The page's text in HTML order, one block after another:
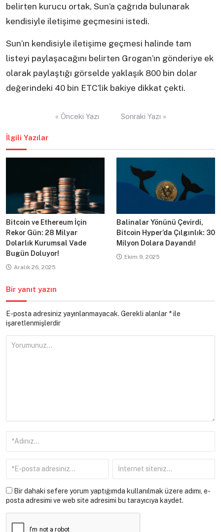
belirten kurucu ortak, Sun’a çağrıda bulunarak
kendisiyle iletişime geçmesini istedi.
Sun’ın kendisiyle iletişime geçmesi halinde tam
listeyi paylaşacağını belirten Grogan’ın gönderiye ek
olarak paylaştığı görselde yaklaşık 800 bin dolar
değerindeki 40 bin ETC’lik bakiye dikkat çekti.
« Önceki Yazı Sonraki Yazı »
İlgili Yazılar
Bitcoin ve Ethereum İçin
Rekor Gün: 28 Milyar
Dolarlık Kurumsal Vade
Bugün Doluyor!
Aralık 26, 2025
Balinalar Yönünü Çevirdi,
Bitcoin Hyper’da Çılgınlık: 30
Milyon Dolara Dayandı!
Ekim 9, 2025
Bir yanıt yazın
E-posta adresiniz yayınlanmayacak. Gerekli alanlar *ile
işaretlenmişlerdir
Bir dahaki sefere yorum yaptığımda kullanılmak üzere adımı, e-
posta adresimi ve web site adresimi bu tarayıcıya kaydet.